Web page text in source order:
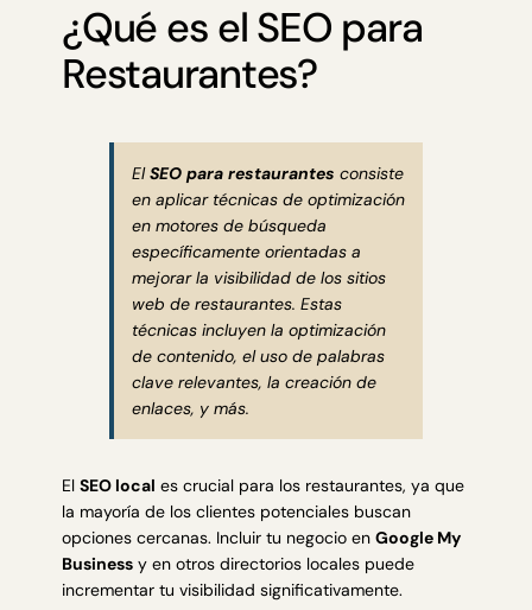
¿Qué es el SEO para
Restaurantes?
ElSEO para restaurantes consiste
en aplicar técnicas de optimización
en motores de búsqueda
específicamente orientadas a
mejorar la visibilidad de los sitios
web de restaurantes. Estas
técnicas incluyen la optimización
de contenido, el uso de palabras
clave relevantes, la creación de
enlaces, y más.
El SEO local es crucial para los restaurantes, ya que
la mayoría de los clientes potenciales buscan
opciones cercanas. Incluir tu negocio en Google My
Businessy en otros directorios locales puede
incrementar tu visibilidad significativamente.